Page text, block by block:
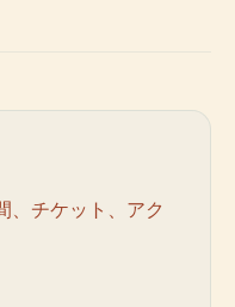
、チケット、アク